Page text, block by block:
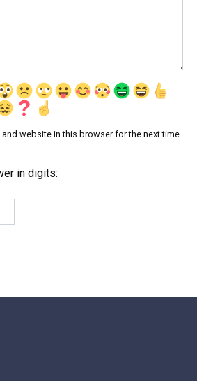
and website in this browser for the next time
in digits: